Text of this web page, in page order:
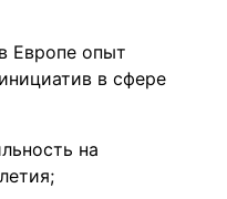
Европе опыт
в сфере
на